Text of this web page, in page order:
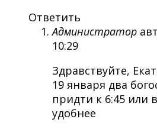
Ответить
Администратор
10:29
Здравствуйте,
19 января два
придти к 6:45 или
удобнее